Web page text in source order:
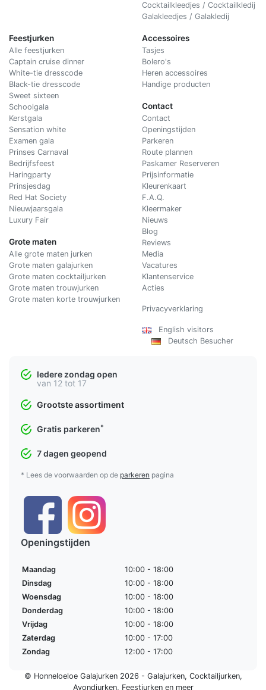
Cocktailkleedjes / Cocktailkledij
Galakleedjes / Galakledij
Feestjurken
Alle feestjurken
Captain cruise dinner
White-tie dresscode
Black-tie dresscode
Sweet sixteen
Schoolgala
Kerstgala
Sensation white
Examen gala
Prinses Carnaval
Bedrijfsfeest
Haringparty
Prinsjesdag
Red Hat Society
Nieuwjaarsgala
Luxury Fair
Grote maten
Alle grote maten jurken
Grote maten galajurken
Grote maten cocktailjurken
Grote maten trouwjurken
Grote maten korte trouwjurken
Accessoires
Tasjes
Bolero's
Heren accessoires
Handige producten
Contact
Contact
Openingstijden
Parkeren
Route plannen
Paskamer Reserveren
Prijsinformatie
Kleurenkaart
F.A.Q.
Kleermaker
Nieuws
Blog
Reviews
Media
Vacatures
Klantenservice
Acties
Privacyverklaring
English visitors
Deutsch Besucher
Iedere zondag open
van 12 tot 17
Grootste assortiment
Gratis parkeren*
7 dagen geopend
* Lees de voorwaarden op de parkeren pagina
Openingstijden
Maandag
10:00 - 18:00
Dinsdag
10:00 - 18:00
Woensdag
10:00 - 18:00
Donderdag
10:00 - 18:00
Vrijdag
10:00 - 18:00
Zaterdag
10:00 - 17:00
Zondag
12:00 - 17:00
© Honneloeloe Galajurken 2026 - Galajurken, Cocktailjurken,
Avondjurken, Feestjurkenen meer